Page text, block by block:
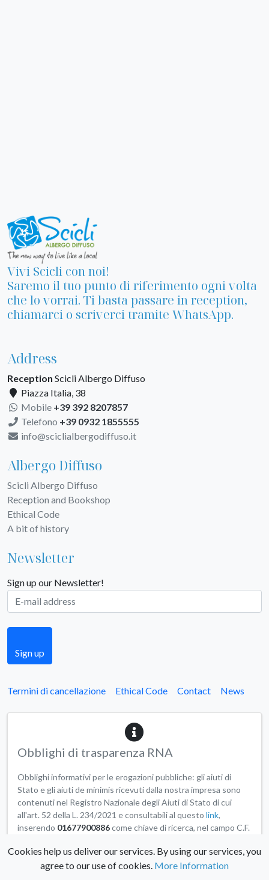
Vivi Scicli con noi!
Saremo il tuo punto di riferimento ogni volta
che lo vorrai. Ti basta passare in reception,
chiamarci o scriverci tramite WhatsApp.
Address
Reception Scicli Albergo Diffuso
Piazza Italia, 38
Mobile +39 392 8207857
Telefono +39 0932 1855555
info@sciclialbergodiffuso.it
Albergo Diffuso
Scicli Albergo Diffuso
Reception and Bookshop
Ethical Code
A bit of history
Newsletter
Sign up our Newsletter!
Sign up
Termini di cancellazione Ethical Code Contact News
Obblighi di trasparenza RNA
Obblighi informativi per le erogazioni pubbliche: gli aiuti di
Stato e gli aiuti de minimis ricevuti dalla nostra impresa sono
contenuti nel Registro Nazionale degli Aiuti di Stato di cui
all'art. 52 della L. 234/2021 e consultabili al questo link,
inserendo 01677900886come chiave di ricerca, nel campo C.F.
Cookies help us deliver our services. By using our services, you
agree to our use of cookies. More Information